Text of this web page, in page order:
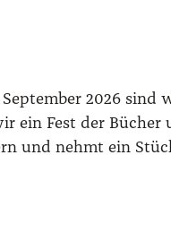
2026
ein Fest der
und nehmt ein